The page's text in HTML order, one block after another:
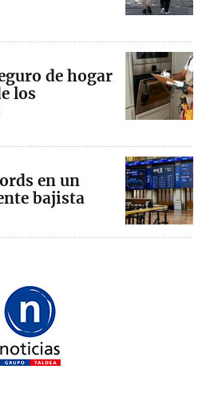
de hogar
los
en un
bajista